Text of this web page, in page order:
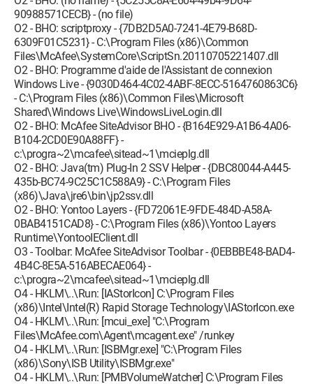
90988571CECB} - (no file)
O2 - BHO: scriptproxy - {7DB2D5A0-7241-4E79-B68D-
6309F01C5231} - C:\Program Files (x86)\Common
Files\McAfee\SystemCore\ScriptSn.20110705221407.dll
O2 - BHO: Programme d'aide de l'Assistant de connexion
Windows Live - {9030D464-4C02-4ABF-8ECC-5164760863C6}
- C:\Program Files (x86)\Common Files\Microsoft
Shared\Windows Live\WindowsLiveLogin.dll
O2 - BHO: McAfee SiteAdvisor BHO - {B164E929-A1B6-4A06-
B104-2CD0E90A88FF} -
c:\progra~2\mcafee\sitead~1\mcieplg.dll
O2 - BHO: Java(tm) Plug-In 2 SSV Helper - {DBC80044-A445-
435b-BC74-9C25C1C588A9} - C:\Program Files
(x86)\Java\jre6\bin\jp2ssv.dll
O2 - BHO: Yontoo Layers - {FD72061E-9FDE-484D-A58A-
0BAB4151CAD8} - C:\Program Files (x86)\Yontoo Layers
Runtime\YontooIEClient.dll
O3 - Toolbar: McAfee SiteAdvisor Toolbar - {0EBBBE48-BAD4-
4B4C-8E5A-516ABECAE064} -
c:\progra~2\mcafee\sitead~1\mcieplg.dll
O4 - HKLM\..\Run: [IAStorIcon] C:\Program Files
(x86)\Intel\Intel(R) Rapid Storage Technology\IAStorIcon.exe
O4 - HKLM\..\Run: [mcui_exe] "C:\Program
Files\McAfee.com\Agent\mcagent.exe" /runkey
O4 - HKLM\..\Run: [ISBMgr.exe] "C:\Program Files
(x86)\Sony\ISB Utility\ISBMgr.exe"
O4 - HKLM\..\Run: [PMBVolumeWatcher] C:\Program Files